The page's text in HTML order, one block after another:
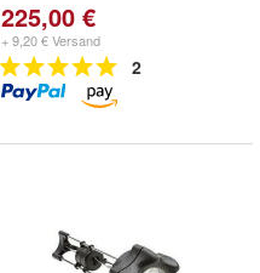
225,00 €
+ 9,20 € Versand
2